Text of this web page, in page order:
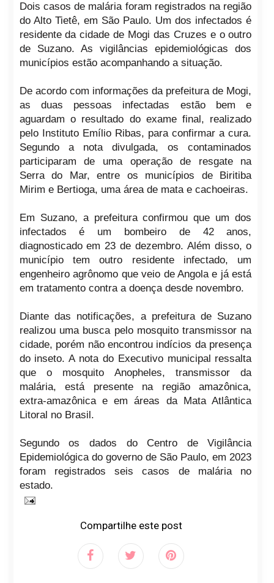
Dois casos de malária foram registrados na região
do Alto Tietê, em São Paulo. Um dos infectados é
residente da cidade de Mogi das Cruzes e o outro
de Suzano. As vigilâncias epidemiológicas dos
municípios estão acompanhando a situação.
De acordo com informações da prefeitura de Mogi,
as duas pessoas infectadas estão bem e
aguardam o resultado do exame final, realizado
pelo Instituto Emílio Ribas, para confirmar a cura.
Segundo a nota divulgada, os contaminados
participaram de uma operação de resgate na
Serra do Mar, entre os municípios de Biritiba
Mirim e Bertioga, uma área de mata e cachoeiras.
Em Suzano, a prefeitura confirmou que um dos
infectados é um bombeiro de 42 anos,
diagnosticado em 23 de dezembro. Além disso, o
município tem outro residente infectado, um
engenheiro agrônomo que veio de Angola e já está
em tratamento contra a doença desde novembro.
Diante das notificações, a prefeitura de Suzano
realizou uma busca pelo mosquito transmissor na
cidade, porém não encontrou indícios da presença
do inseto. A nota do Executivo municipal ressalta
que o mosquito Anopheles, transmissor da
malária, está presente na região amazônica,
extra-amazônica e em áreas da Mata Atlântica
Litoral no Brasil.
Segundo os dados do Centro de Vigilância
Epidemiológica do governo de São Paulo, em 2023
foram registrados seis casos de malária no
estado.
Compartilhe este post